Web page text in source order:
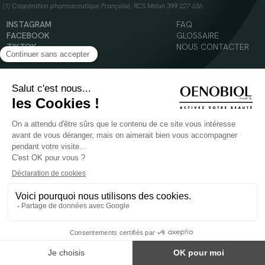
(1) Coopération pharmaceutique Française, RCS Melun 399 227 636
INSTAGRAM
FACEBOOK
TIKTOK
YOUTUBE
FAQ
GLOSSAIRE
NOUS CONTACTER
© 2024 Oenobiol Paris
Mentions légales
Politique en matière de cookies
POUR VOTRE SANTÉ, MANGEZ AU MOINS CINQ FRUITS ET LÉGUMES PAR JOUR -
Les complément alimentaires doivent être utilisés dans le cadre d'un mode de vie sain et
ne pas être utilisés comme substituts d'un régimes alimentaire varié et équilibré.